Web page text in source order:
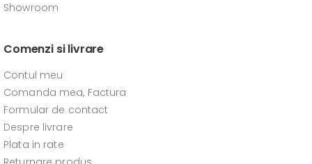
Showroom
Comenzi si livrare
Contul meu
Comanda mea, Factura
Formular de contact
Despre livrare
Plata in rate